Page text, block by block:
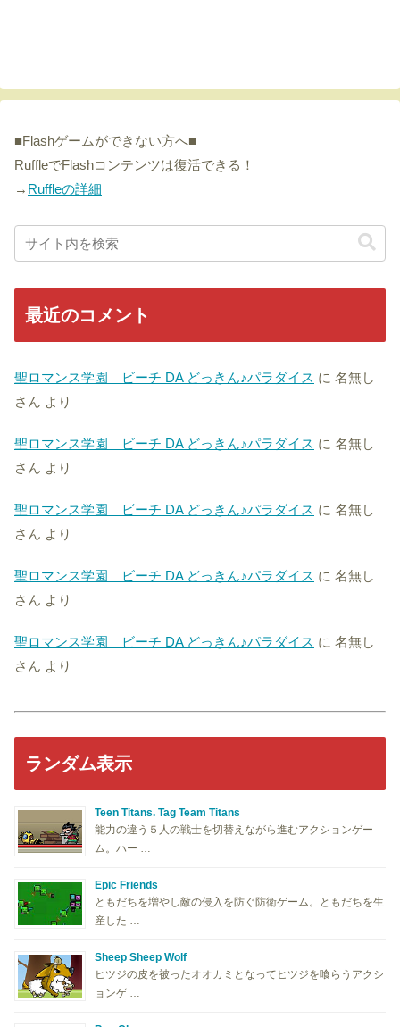
■Flashゲームができない方へ■
RuffleでFlashコンテンツは復活できる！
→ Ruffleの詳細
最近のコメント
聖ロマンス学園 ビーチ DA どっきん♪パラダイス に 名無し
さん より
聖ロマンス学園 ビーチ DA どっきん♪パラダイス に 名無し
さん より
聖ロマンス学園 ビーチ DA どっきん♪パラダイス に 名無し
さん より
聖ロマンス学園 ビーチ DA どっきん♪パラダイス に 名無し
さん より
聖ロマンス学園 ビーチ DA どっきん♪パラダイス に 名無し
さん より
ランダム表示
Teen Titans. Tag Team Titans
能力の違う５人の戦士を切替えながら進むアクションゲー
ム。ハー …
Epic Friends
ともだちを増やし敵の侵入を防ぐ防衛ゲーム。ともだちを生
産した …
Sheep Sheep Wolf
ヒツジの皮を被ったオオカミとなってヒツジを喰らうアクシ
ョンゲ …